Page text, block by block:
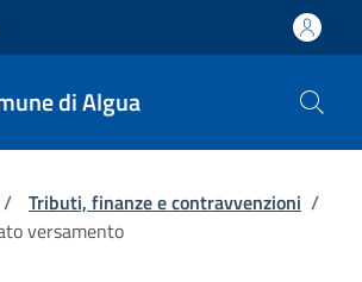
di Algua
pane
/ Tributi, finanze e contravvenzioni /
versamento